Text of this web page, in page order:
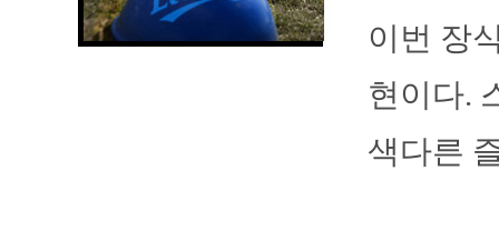
이번 장
현이다.
색다른